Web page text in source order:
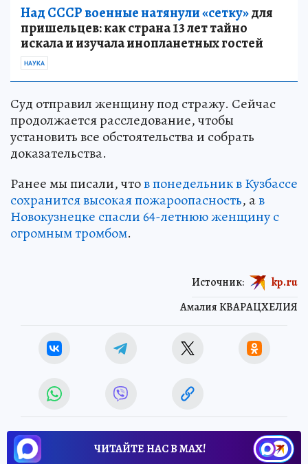
Над СССР военные натянули «сетку»для
пришельцев: как страна 13 лет тайно
искала и изучала инопланетных гостей
НАУКА
Суд отправил женщину под стражу. Сейчас
продолжается расследование, чтобы
установить все обстоятельства и собрать
доказательства.
Ранее мы писали, чтов понедельник в Кузбассе
сохранится высокая пожароопасность, ав
Новокузнецке спасли 64-летнюю женщину с
огромным тромбом.
Амалия КВАРАЦХЕЛИЯ
Источник: kp.ru
ЧИТАЙТЕ НАС В МАХ!